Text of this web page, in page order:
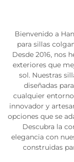
Bienvenido a
para sillas
Desde 2016, nos
exteriores que
sol. Nuestras
diseñadas
cualquier
innovador y
opciones que se
Descubra la
elegancia con
construidas